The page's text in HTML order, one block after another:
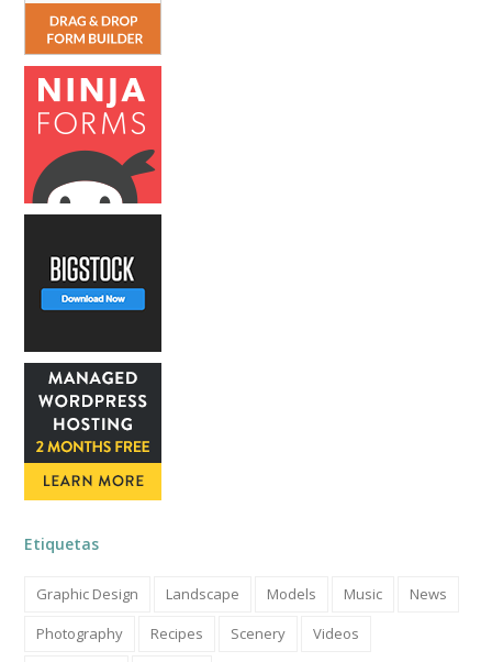
Etiquetas
Graphic Design Landscape Models Music
News
Photography
Recipes Scenery
Videos